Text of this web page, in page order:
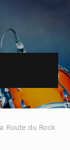
Route du Rock